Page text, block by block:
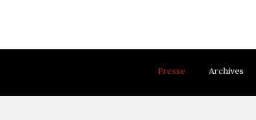
Presse Archives